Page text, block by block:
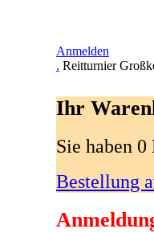
Anmelden
. Reitturnier
Ihr
Sie haben
Bestellung